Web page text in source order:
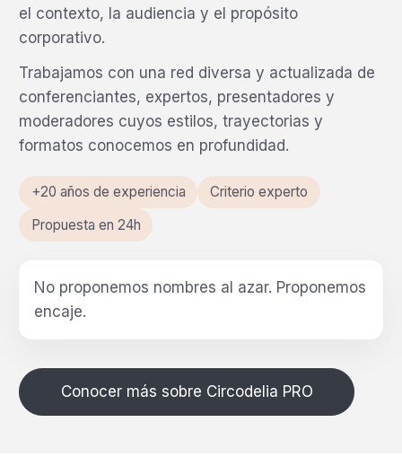
el contexto, la audiencia y el propósito
corporativo.
Trabajamos con una red diversa y actualizada de
conferenciantes, expertos, presentadores y
moderadores cuyos estilos, trayectorias y
formatos conocemos en profundidad.
+20 años de experiencia
Criterio experto
Propuesta en 24h
No proponemos nombres al azar. Proponemos
encaje.
Conocer más sobre Circodelia PRO